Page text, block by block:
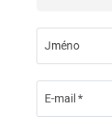
Jméno
E-mail *